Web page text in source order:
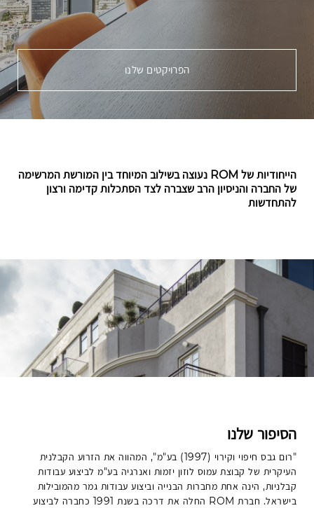
הפרויקטים שלנו
קראו
עוד
על
DREAMS
הייחודיות של ROM נעוצה בשילוב המיוחד בין המורשת המרשימה
של החברה והניסיון הרב שצברה לצד הסתכלות קדימה ורצון
להתחדשות
הסיפור שלנו
"רום גבס חיפוי וקירוי (1997) בע"מ", המהווה את הזרוע הקבלנית
העיקרית של קבוצת עמוס לוזון יזמות ואנרגיה בע"מ לביצוע עבודות
קבלניות, הינה אחת מחברות הבנייה וביצוע עבודות גמר מהמובילות
בישראל. חברת ROM החלה את דרכה בשנת 1991 כחברה לביצוע